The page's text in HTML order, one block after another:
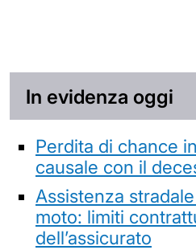
In evidenza oggi
Perdita di chance
causale con il
Assistenza
moto: limiti
dell’assicurato